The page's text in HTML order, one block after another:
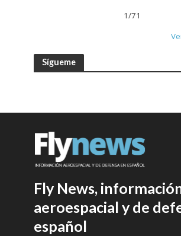
1/71
Sígueme
Fly News,
aeroespacial y de
español